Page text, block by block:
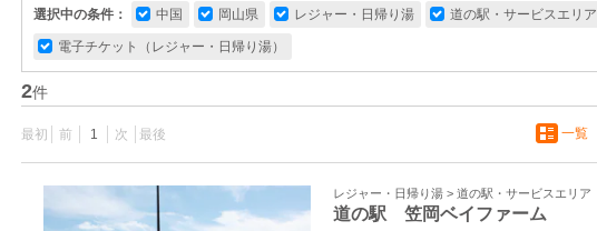
選択中の条件： 中国 岡山県 レジャー・日帰り湯 道の駅・サービスエリア
電子チケット（レジャー・日帰り湯）
2件
最初 前 1 次 最後 一覧
レジャー・日帰り湯 > 道の駅・サービスエリア
道の駅 笠岡ベイファーム